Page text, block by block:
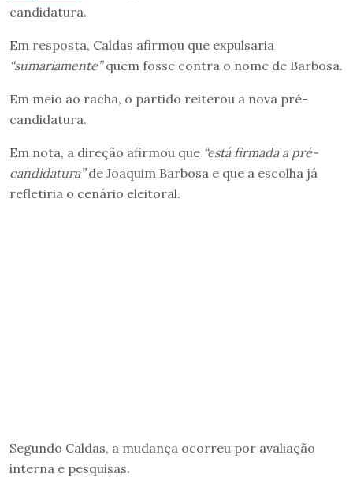
candidatura.
Em resposta, Caldas afirmou que expulsaria
“sumariamente”quem fosse contra o nome de Barbosa.
Em meio ao racha, o partido reiterou a nova pré-
candidatura.
Em nota, a direção afirmou que “está firmada a pré-
candidatura”de Joaquim Barbosa e que a escolha já
refletiria o cenário eleitoral.
Segundo Caldas, a mudança ocorreu por avaliação
interna e pesquisas.